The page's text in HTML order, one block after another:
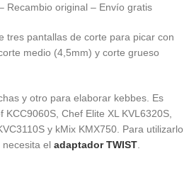
Recambio original – Envío gratis
tres pantallas de corte para picar con
medio (4,5mm) y corte grueso
y otro para elaborar kebbes. Es
Chef Elite XL KVL6320S,
y kMix KMX750. Para utilizarlo
necesita el adaptador TWIST